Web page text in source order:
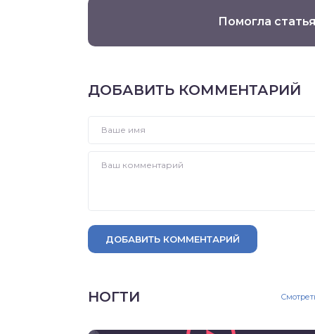
Помогла
ДОБАВИТЬ КОММЕНТАРИЙ
ДОБАВИТЬ КОММЕНТАРИЙ
НОГТИ